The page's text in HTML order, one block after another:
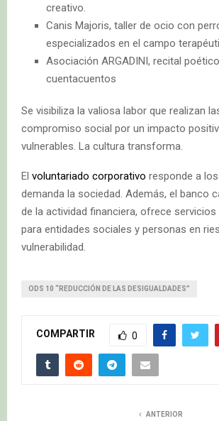
creativo.
Canis Majoris, taller de ocio con
especializados en el campo
Asociación ARGADINI, recital
cuentacuentos
Se visibiliza la valiosa labor que realizan
compromiso social por un impacto
vulnerables. La cultura transforma.
El voluntariado corporativo responde a
demanda la sociedad. Además, el banco
de la actividad financiera, ofrece
para entidades sociales y personas en
vulnerabilidad.
ODS 10 “REDUCCIÓN DE LAS DESIGUALDADES”
COMPARTIR 0
ANTERIOR